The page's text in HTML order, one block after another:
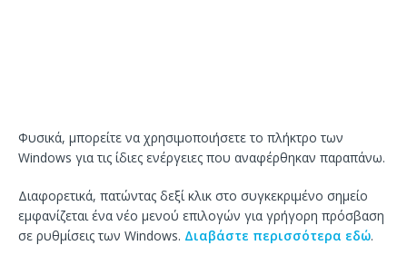
Φυσικά, μπορείτε να χρησιμοποιήσετε το πλήκτρο των
Windows για τις ίδιες ενέργειες που αναφέρθηκαν παραπάνω.
Διαφορετικά, πατώντας δεξί κλικ στο συγκεκριμένο σημείο
εμφανίζεται ένα νέο μενού επιλογών για γρήγορη πρόσβαση
σε ρυθμίσεις των Windows. Διαβάστε περισσότερα εδώ.